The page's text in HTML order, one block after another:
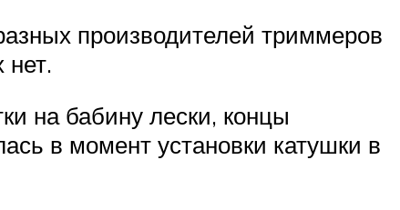
производителей триммеров
нет.
на бабину лески, концы
в момент установки катушки в